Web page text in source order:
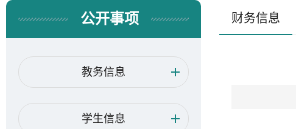
公开事项
教务信息
学生信息
财务信息